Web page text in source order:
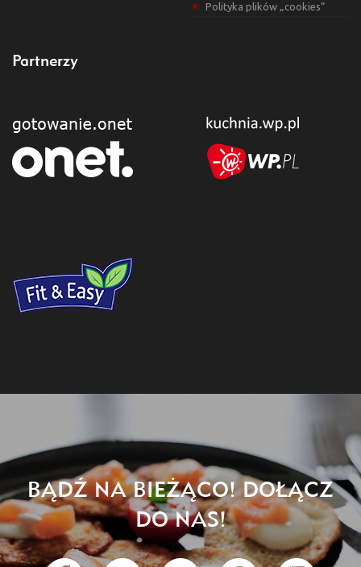
Polityka plików „cookies”
Partnerzy
BĄDŹ NA BIEŻĄCO! DOŁĄCZ
DO NAS!